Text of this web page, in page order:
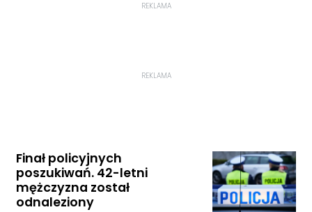
REKLAMA
REKLAMA
Finał policyjnych
poszukiwań. 42-letni
mężczyzna został
odnaleziony